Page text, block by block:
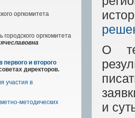
оргкомитета
оргкомитета
первого и второго
директоров.
участия в
методических
О
и